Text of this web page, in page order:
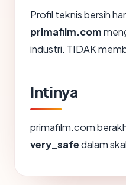
Profil teknis bersih
primafilm.com
industri. TIDAK
Intinya
primafilm.com
very_safedalam